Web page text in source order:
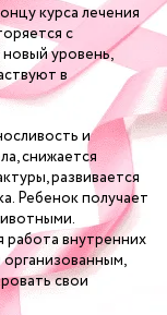
курса лечения
с
уровень,
в
и
снижается
развивается
Ребенок получает
работа внутренних
свои